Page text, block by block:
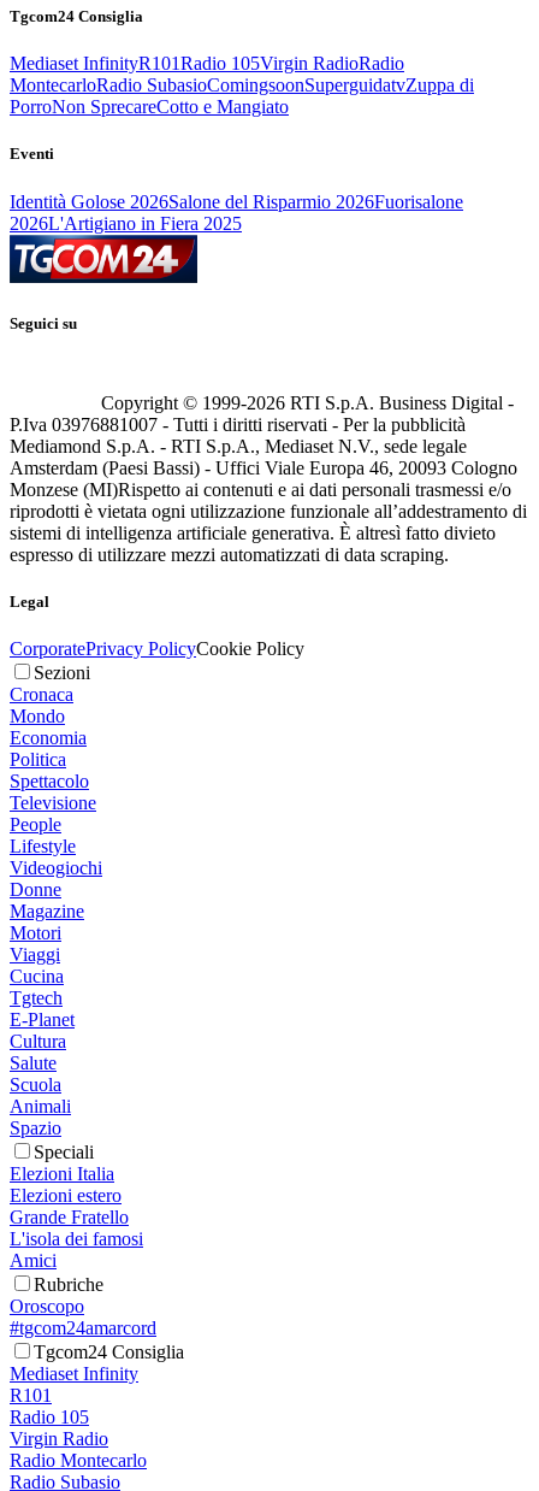
Tgcom24 Consiglia
Mediaset InfinityR101Radio 105Virgin RadioRadio
MontecarloRadio SubasioComingsoonSuperguidatvZuppa di
PorroNon SprecareCotto e Mangiato
Eventi
Identità Golose 2026Salone del Risparmio 2026Fuorisalone
2026L'Artigiano in Fiera 2025
Seguici su
Copyright © 1999-2026 RTI S.p.A. Business Digital -
P.Iva 03976881007 - Tutti i diritti riservati - Per la pubblicità
Mediamond S.p.A. - RTI S.p.A., Mediaset N.V., sede legale
Amsterdam (Paesi Bassi) - Uffici Viale Europa 46, 20093 Cologno
Monzese (MI)Rispetto ai contenuti e ai dati personali trasmessi e/o
riprodotti è vietata ogni utilizzazione funzionale all’addestramento di
sistemi di intelligenza artificiale generativa. È altresì fatto divieto
espresso di utilizzare mezzi automatizzati di data scraping.
Legal
CorporatePrivacy PolicyCookie Policy
Sezioni
Cronaca
Mondo
Economia
Politica
Spettacolo
Televisione
People
Lifestyle
Videogiochi
Donne
Magazine
Motori
Viaggi
Cucina
Tgtech
E-Planet
Cultura
Salute
Scuola
Animali
Spazio
Speciali
Elezioni Italia
Elezioni estero
Grande Fratello
L'isola dei famosi
Amici
Rubriche
Oroscopo
#tgcom24amarcord
Tgcom24 Consiglia
Mediaset Infinity
R101
Radio 105
Virgin Radio
Radio Montecarlo
Radio Subasio